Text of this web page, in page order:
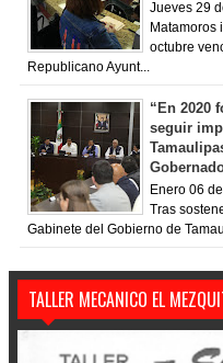
Jueves 29
Matamoros
octubre
Republicano Ayunt...
“En 2020
seguir
Enero 06
Tras
Gabinete del Gobierno de
TALLER MECANICO EL